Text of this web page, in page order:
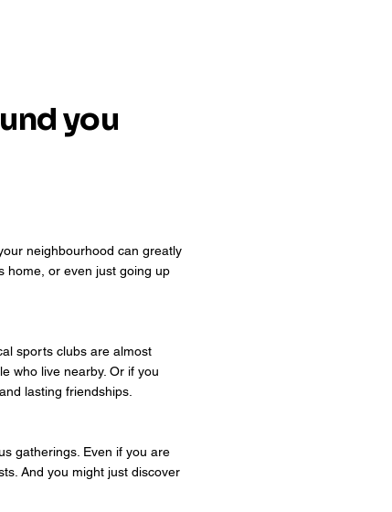
you
neighbourhood can greatly
home, or even just going up
sports clubs are almost
who live nearby. Or if you
lasting friendships.
gatherings. Even if you are
And you might just discover